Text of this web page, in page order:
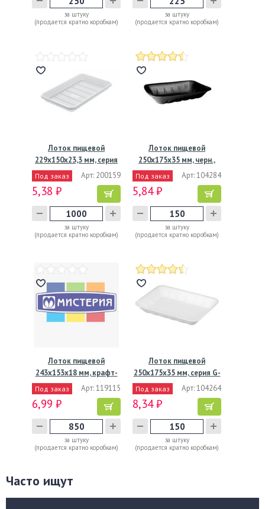
за штуку
(продается кратно коробкам)
за штуку
(продается кратно коробкам)
Лоток пищевой
229х150х23,3 мм, серия
№3,…
Под заказ Арт: 200159
5,38 ₽
за штуку
(продается кратно коробкам)
Лоток пищевой
250х175х35 мм, черн.,
ВПС, 150…
Под заказ Арт: 104284
5,84 ₽
за штуку
(продается кратно коробкам)
Лоток пищевой
243х153х18 мм, крафт-
черн.,…
Под заказ Арт: 119115
6,99 ₽
за штуку
(продается кратно коробкам)
Лоток пищевой
250х175х35 мм, серия G-
4.А,…
Под заказ Арт: 104264
8,34 ₽
за штуку
(продается кратно коробкам)
Часто ищут